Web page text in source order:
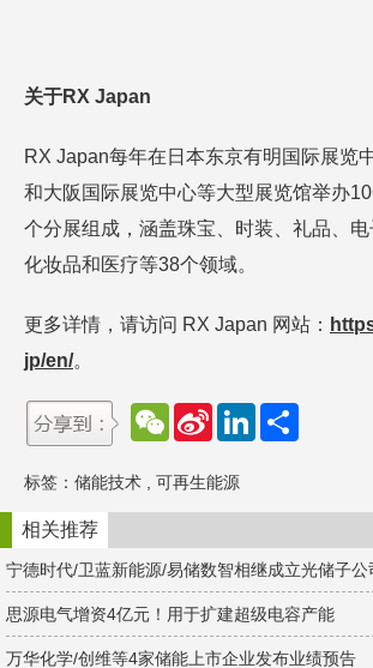
关于RX Japan
RX Japan每年在日本东京有明国际展览
和大阪国际展览中心等大型展览馆举办
个分展组成，涵盖珠宝、时装、礼品、电
化妆品和医疗等38个领域。
更多详情，请访问 RX Japan 网站：
jp/en/。
W
e
a
t
S
a
W
e
b
o
L
d
n
标签： 储能技术 可再生能源
相关推荐
宁德时代/卫蓝新能源/易储数智相继成立光储子公
思源电气增资4亿元！用于扩建超级电容产能
万华化学/创维等4家储能上市企业发布业绩预告